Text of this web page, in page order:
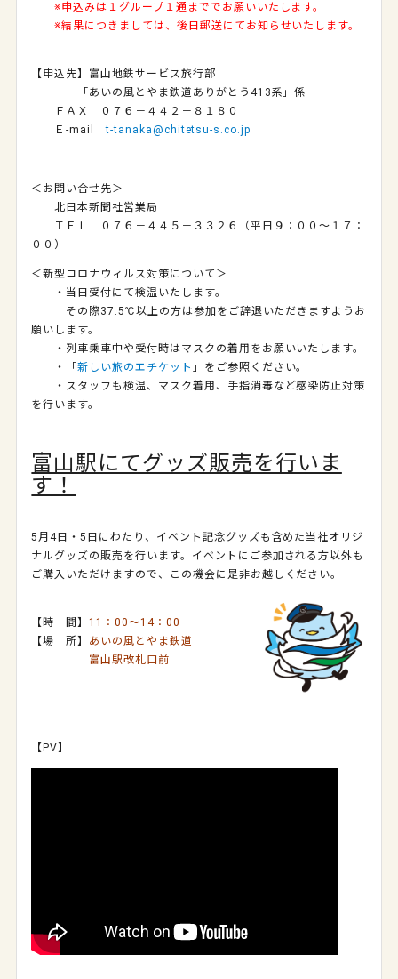
※申込みは１グループ１通まででお願いいたします。
※結果につきましては、後日郵送にてお知らせいたします。
【申込先】富山地鉄サービス旅行部
「あいの風とやま鉄道ありがとう413系」係
ＦＡＸ ０７６－４４２－８１８０
Ｅ-mailt-tanaka@chitetsu-s.co.jp
＜お問い合せ先＞
北日本新聞社営業局
ＴＥＬ ０７６－４４５－３３２６（平日９：００～１７：
００）
＜新型コロナウィルス対策について＞
・当日受付にて検温いたします。
その際37.5℃以上の方は参加をご辞退いただきますようお
願いします。
・列車乗車中や受付時はマスクの着用をお願いいたします。
・「新しい旅のエチケット 」をご参照ください。
・スタッフも検温、マスク着用、手指消毒など感染防止対策
を行います。
富山駅にてグッズ販売を行いま
す！
5月4日・5日にわたり、イベント記念グッズも含めた当社オリジ
ナルグッズの販売を行います。イベントにご参加される方以外も
ご購入いただけますので、この機会に是非お越しください。
【時 間】11：00～14：00
【場 所】 あいの風とやま鉄道
富山駅改札口前
【PV】